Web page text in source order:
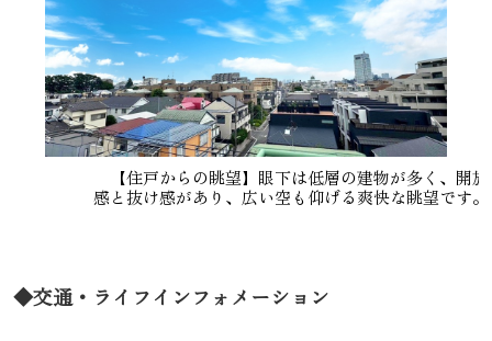
【住戸からの眺望】眼下は低層の建物が多く、開放
感と抜け感があり、広い空も仰げる爽快な眺望です。
◆交通・ライフインフォメーション